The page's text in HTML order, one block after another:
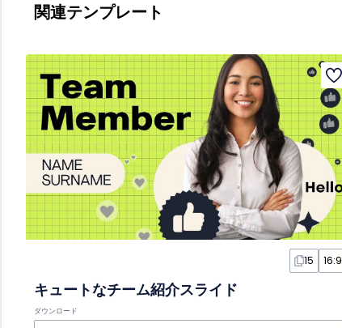
関連テンプレート
15 16:9
キュートなチーム紹介スライド
ダウンロード